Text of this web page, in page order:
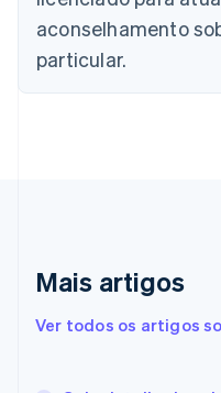
aconselhamento
particular.
Mais artigos
Ver todos os artigos
简体中文English
Chipre
English
Croácia
EnglishItaliano
EnglishItaliano
Español English